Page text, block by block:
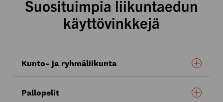
Suosituimpia liikuntaedun
käyttövinkkejä
Kunto- ja ryhmäliikunta
Pallopelit